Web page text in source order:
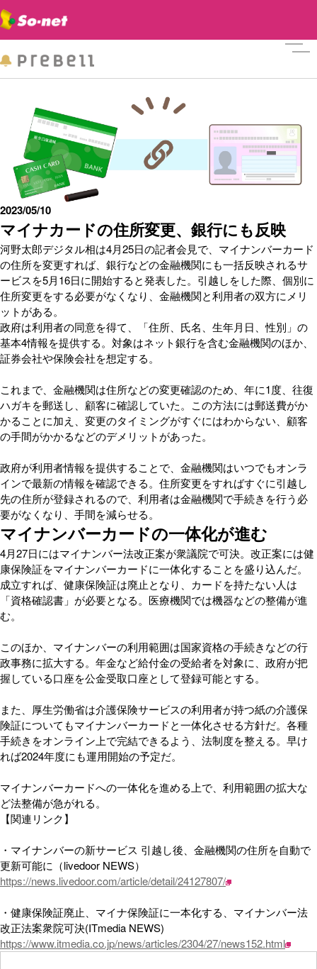
マイナカードの住所変更、銀行にも反映
2023/05/10
河野太郎デジタル相は4月25日の記者会見で、マイナンバーカード
の住所を変更すれば、銀行などの金融機関にも一括反映されるサ
ービスを5月16日に開始すると発表した。引越しをした際、個別に
住所変更をする必要がなくなり、金融機関と利用者の双方にメリ
ットがある。
政府は利用者の同意を得て、「住所、氏名、生年月日、性別」の
基本4情報を提供する。対象はネット銀行を含む金融機関のほか、
証券会社や保険会社を想定する。
これまで、金融機関は住所などの変更確認のため、年に1度、往復
ハガキを郵送し、顧客に確認していた。この方法には郵送費がか
かることに加え、変更のタイミングがすぐにはわからない、顧客
の手間がかかるなどのデメリットがあった。
政府が利用者情報を提供することで、金融機関はいつでもオンラ
インで最新の情報を確認できる。住所変更をすればすぐに引越し
先の住所が登録されるので、利用者は金融機関で手続きを行う必
要がなくなり、手間を減らせる。
マイナンバーカードの一体化が進む
4月27日にはマイナンバー法改正案が衆議院で可決。改正案には健
康保険証をマイナンバーカードに一体化することを盛り込んだ。
成立すれば、健康保険証は廃止となり、カードを持たない人は
「資格確認書」が必要となる。医療機関では機器などの整備が進
む。
このほか、マイナンバーの利用範囲は国家資格の手続きなどの行
政事務に拡大する。年金など給付金の受給者を対象に、政府が把
握している口座を公金受取口座として登録可能とする。
また、厚生労働省は介護保険サービスの利用者が持つ紙の介護保
険証についてもマイナンバーカードと一体化させる方針だ。各種
手続きをオンライン上で完結できるよう、法制度を整える。早け
れば2024年度にも運用開始の予定だ。
マイナンバーカードへの一体化を進める上で、利用範囲の拡大な
ど法整備が急がれる。
【関連リンク】
・マイナンバーの新サービス 引越し後、金融機関の住所を自動で
更新可能に（livedoor NEWS）
https://news.livedoor.com/article/detail/24127807/
・健康保険証廃止、マイナ保険証に一本化する、マイナンバー法
改正法案衆院可決(ITmedia NEWS)
https://www.itmedia.co.jp/news/articles/2304/27/news152.html